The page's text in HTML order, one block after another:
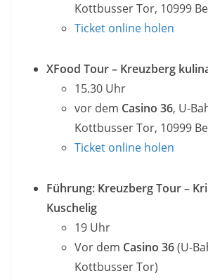
Kottbusser Tor, 10999
Ticket online holen
XFood Tour – Kreuzberg
15.30 Uhr
vor dem Casino 36, U-
Kottbusser Tor, 10999
Ticket online holen
Führung: Kreuzberg Tour –
Kuschelig
19 Uhr
Vor dem Casino 36(U-
Kottbusser Tor)